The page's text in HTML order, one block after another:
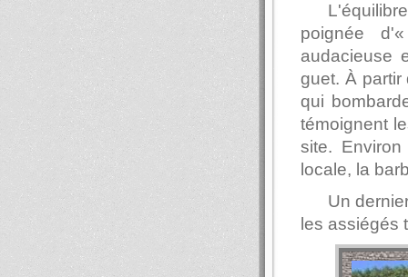
poignée
audacieuse
guet. À
qui
témoignent
site.
locale, la
Un
les assiégés